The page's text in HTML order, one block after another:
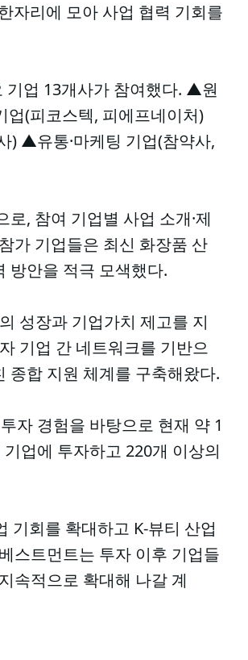
자리에 모아 사업 협력 기회를
기업 13개사가 참여했다. ▲원
(피코스텍, 피에프네이처)
) ▲유통·마케팅 기업(참약사,
, 참여 기업별 사업 소개·제
가 기업들은 최신 화장품 산
방안을 적극 모색했다.
성장과 기업가치 제고를 지
기업 간 네트워크를 기반으
종합 지원 체계를 구축해왔다.
자 경험을 바탕으로 현재 약 1
업에 투자하고 220개 이상의
기회를 확대하고 K-뷰티 산업
스트먼트는 투자 이후 기업들
속적으로 확대해 나갈 계